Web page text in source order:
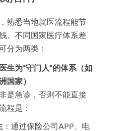
熟悉当地就医流程能节
。不同国家医疗体系差
分为两类：
生为“守门人”的体系（如
国家）
是急诊，否则不能直接
程是：
：通过保险公司APP、电